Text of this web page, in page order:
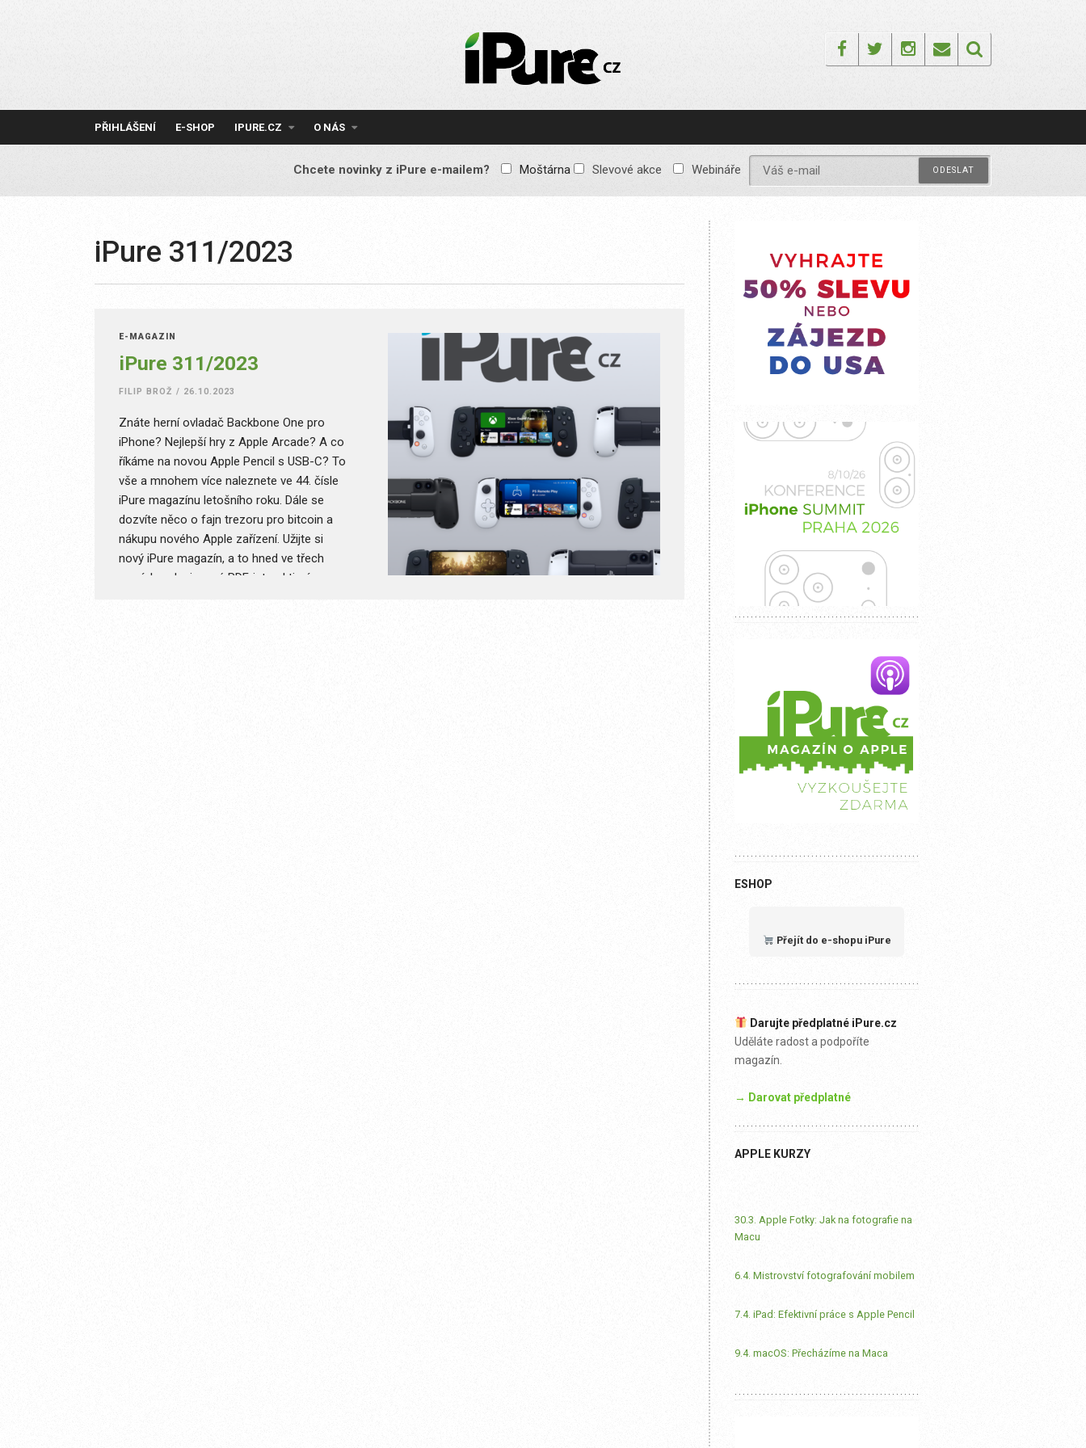
IPURE.CZ
Prémiový Apple e-
reklamy, žádné
obsah pro všechny
FacebookTwitterInstagram
Email
PŘIHLÁŠENÍ E-SHOP IPURE.CZ O NÁS
Chcete novinky z iPure e-mailem? Moštárna Slevové akce Webináře
iPure 311/2023
E-MAGAZÍN
iPure 311/2023
FILIP BROŽ / 26.10.2023
Znáte herní ovladač Backbone One pro
iPhone? Nejlepší hry z Apple Arcade? A co
říkáme na novou Apple Pencil s USB-C? To
vše a mnohem více naleznete ve 44. čísle
iPure magazínu letošního roku. Dále se
dozvíte něco o fajn trezoru pro bitcoin a
nákupu nového Apple zařízení. Užijte si
nový iPure magazín, a to hned ve třech
verzích – designové PDF, interaktivním
ESHOP
Přejít do e-shopu iPure
Darujte předplatné iPure.cz
Uděláte radost a podpoříte
magazín.
→ Darovat předplatné
APPLE KURZY
30.3. Apple Fotky: Jak na fotografie na
Macu
6.4. Mistrovství fotografování mobilem
7.4. iPad: Efektivní práce s Apple Pencil
9.4. macOS: Přecházíme na Maca